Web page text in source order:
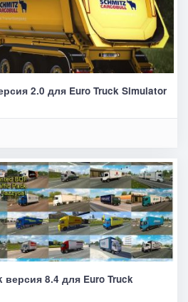
2.0 для Euro Truck Simulator
версия 8.4 для Euro Truck